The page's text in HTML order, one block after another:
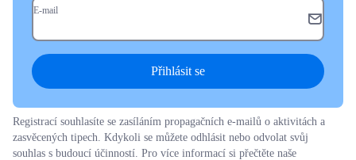
E-mail
Přihlásit se
Registrací souhlasíte se zasíláním propagačních e-mailů o aktivitách a
zasvěcených tipech. Kdykoli se můžete odhlásit nebo odvolat svůj
souhlas s budoucí účinností. Pro více informací si přečtěte naše